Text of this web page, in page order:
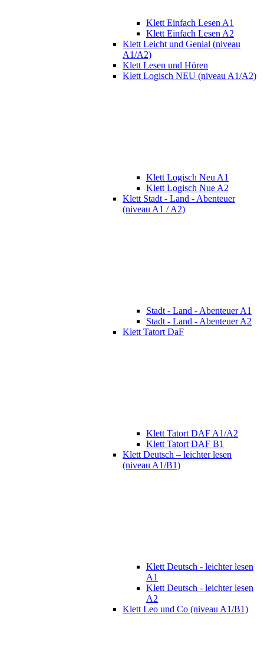
Klett Einfach Lesen A1
Klett Einfach Lesen A2
Klett Leicht und Genial (niveau
A1/A2)
Klett Lesen und Hören
Klett Logisch NEU (niveau A1/A2)
Klett Logisch Neu A1
Klett Logisch Nue A2
Klett Stadt - Land - Abenteuer
(niveau A1 / A2)
Stadt - Land - Abenteuer A1
Stadt - Land - Abenteuer A2
Klett Tatort DaF
Klett Tatort DAF A1/A2
Klett Tatort DAF B1
Klett Deutsch – leichter lesen
(niveau A1/B1)
Klett Deutsch - leichter lesen
A1
Klett Deutsch - leichter lesen
A2
Klett Leo und Co (niveau A1/B1)